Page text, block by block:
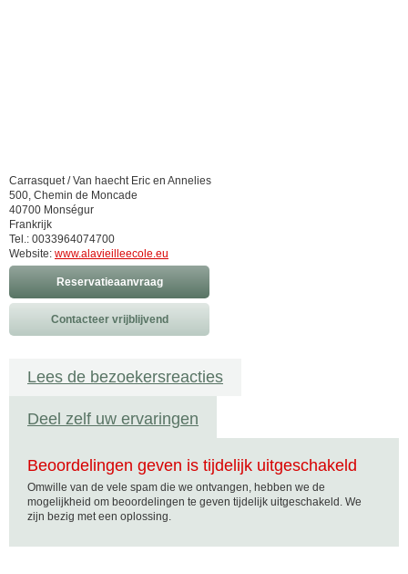
Carrasquet / Van haecht Eric en Annelies
500, Chemin de Moncade
40700 Monségur
Frankrijk
Tel.: 0033964074700
Website: www.alavieilleecole.eu
Reservatieaanvraag
Contacteer vrijblijvend
Lees de bezoekersreacties
Deel zelf uw ervaringen
Beoordelingen geven is tijdelijk uitgeschakeld
Omwille van de vele spam die we ontvangen, hebben we de
mogelijkheid om beoordelingen te geven tijdelijk uitgeschakeld. We
zijn bezig met een oplossing.